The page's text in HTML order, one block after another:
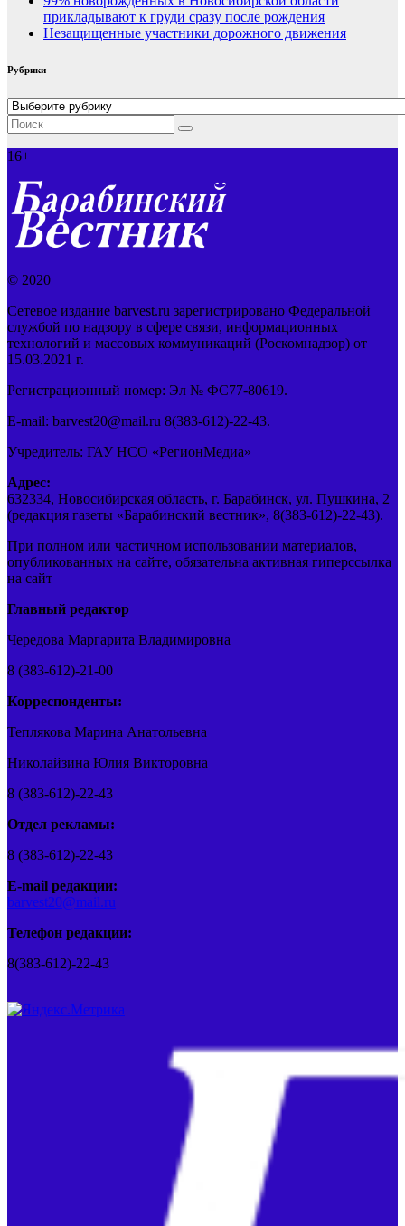
прикладывают к груди сразу после рождения
Незащищенные участники дорожного движения
Рубрики
Рубрики
16+
© 2020
Сетевое издание barvest.ru зарегистрировано Федеральной
службой по надзору в сфере связи, информационных
технологий и массовых коммуникаций (Роскомнадзор) от
15.03.2021 г.
Регистрационный номер: Эл № ФС77-80619.
E-mail: barvest20@mail.ru 8(383-612)-22-43.
Учредитель: ГАУ НСО «РегионМедиа»
Адрес:
632334, Новосибирская область, г. Барабинск, ул. Пушкина, 2
(редакция газеты «Барабинский вестник», 8(383-612)-22-43).
При полном или частичном использовании материалов,
опубликованных на сайте, обязательна активная гиперссылка
на сайт
Главный редактор
Чередова Маргарита Владимировна
8 (383-612)-21-00
Корреспонденты:
Теплякова Марина Анатольевна
Николайзина Юлия Викторовна
8 (383-612)-22-43
Отдел рекламы:
8 (383-612)-22-43
E-mail редакции:
barvest20@mail.ru
Телефон редакции:
8(383-612)-22-43